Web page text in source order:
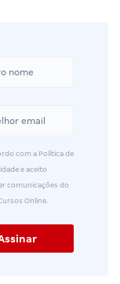
com a Política de
e aceito
comunicações do
Online.